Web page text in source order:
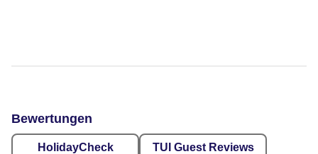
Bewertungen
HolidayCheck TUI Guest Reviews